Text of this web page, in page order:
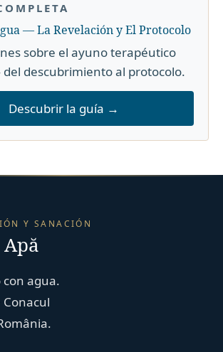
— La Revelación y El Protocolo
sobre el ayuno terapéutico
descubrimiento al protocolo.
Descubrir la guía →
Y SANACIÓN
con agua.
Conacul